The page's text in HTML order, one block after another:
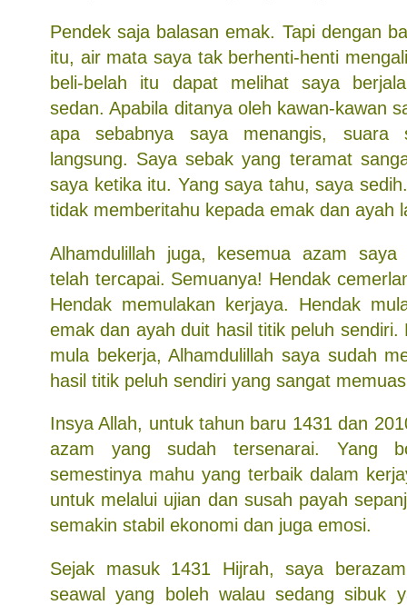
Pendek saja balasan emak. Tapi dengan
itu, air mata saya tak berhenti-henti
beli-belah itu dapat melihat saya
sedan. Apabila ditanya oleh kawan-kawan
apa sebabnya saya menangis, suara
langsung. Saya sebak yang teramat
saya ketika itu. Yang saya tahu, saya
tidak memberitahu kepada emak dan ayah
Alhamdulillah juga, kesemua azam
telah tercapai. Semuanya! Hendak
Hendak memulakan kerjaya. Hendak
emak dan ayah duit hasil titik peluh sendiri.
mula bekerja, Alhamdulillah saya sudah
hasil titik peluh sendiri yang sangat
Insya Allah, untuk tahun baru 1431 dan
azam yang sudah tersenarai. Yang
semestinya mahu yang terbaik dalam
untuk melalui ujian dan susah payah
semakin stabil ekonomi dan juga emosi.
Sejak masuk 1431 Hijrah, saya
seawal yang boleh walau sedang sibuk